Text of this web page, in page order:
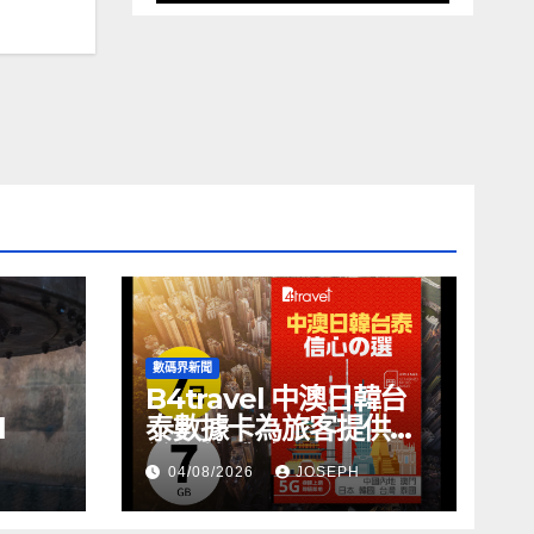
數碼界新聞
B4travel 中澳日韓台
泰數據卡為旅客提供無
縫網絡體驗
04/08/2026 JOSEPH